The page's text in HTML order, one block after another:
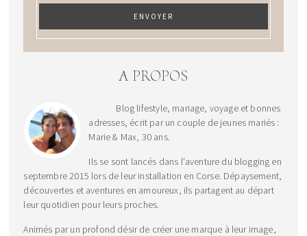
A PROPOS
Blog lifestyle, mariage, voyage et bonnes
adresses, écrit par un couple de jeunes mariés :
Marie & Max, 30 ans.
Ils se sont lancés dans l'aventure du blogging en
septembre 2015 lors de leur installation en Corse. Dépaysement,
découvertes et aventures en amoureux, ils partagent au départ
leur quotidien pour leurs proches.
Animés par un profond désir de créer une marque à leur image,